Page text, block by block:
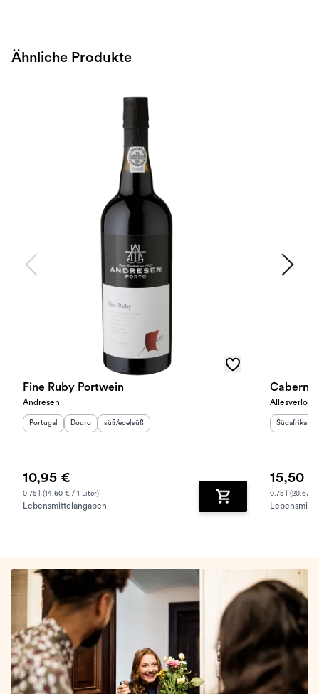
Ähnliche Produkte
Fine Ruby Portwein
Andresen
Herkunftsland:
Portugal Herkunftsregion:
Douro Geschmack:
süß/edelsüß
10,95 €
0.75 l (14.60 € / 1 Liter)
Lebensmittelangaben Zum Warenkorb
Südafrika
15,50 €
0.75 l (20.67 €